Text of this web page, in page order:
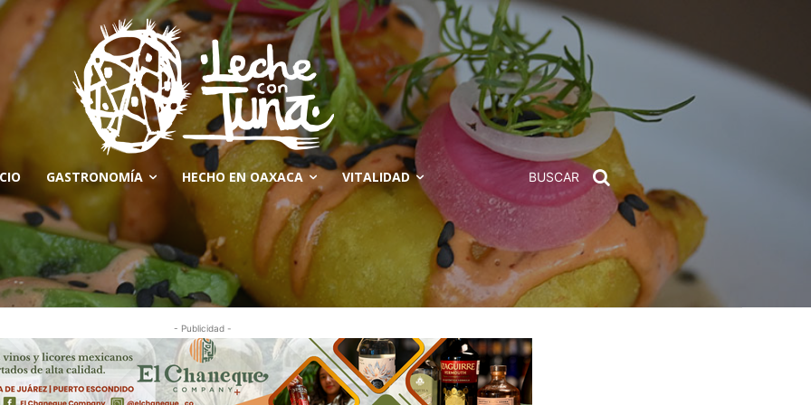
GASTRONOMÍA HECHO EN OAXACA VITALIDAD BUSCAR
- Publicidad -